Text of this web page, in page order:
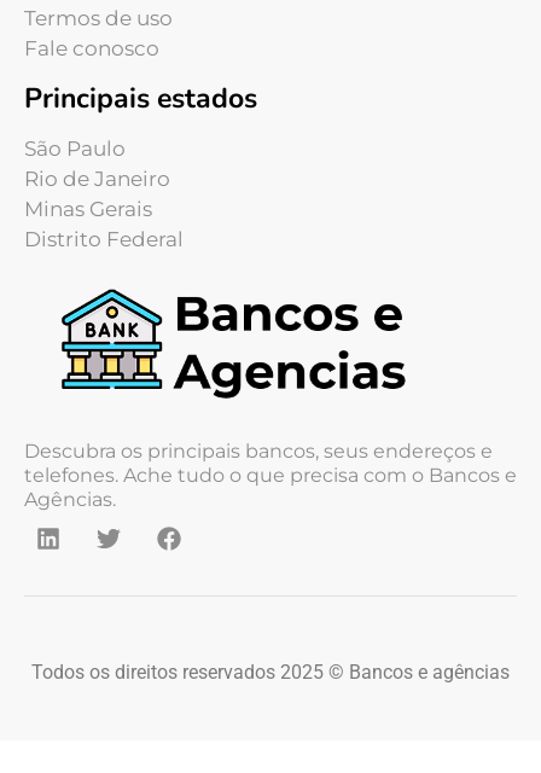
Termos de uso
Fale conosco
Principais estados
São Paulo
Rio de Janeiro
Minas Gerais
Distrito Federal
Descubra os principais bancos, seus endereços e
telefones. Ache tudo o que precisa com o Bancos e
Agências.
Todos os direitos reservados 2025 © Bancos e agências